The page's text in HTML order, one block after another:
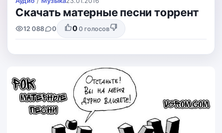
Скачать матерные песни торрент
12 088 0 0 0 голосов